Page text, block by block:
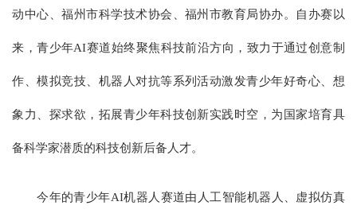
动中心、福州市科学技术协会、福州市教育局协办。自办赛以
来，青少年AI赛道始终聚焦科技前沿方向，致力于通过创意制
作、模拟竞技、机器人对抗等系列活动激发青少年好奇心、想
象力、探求欲，拓展青少年科技创新实践时空，为国家培育具
备科学家潜质的科技创新后备人才。
今年的青少年AI机器人赛道由人工智能机器人、虚拟仿真